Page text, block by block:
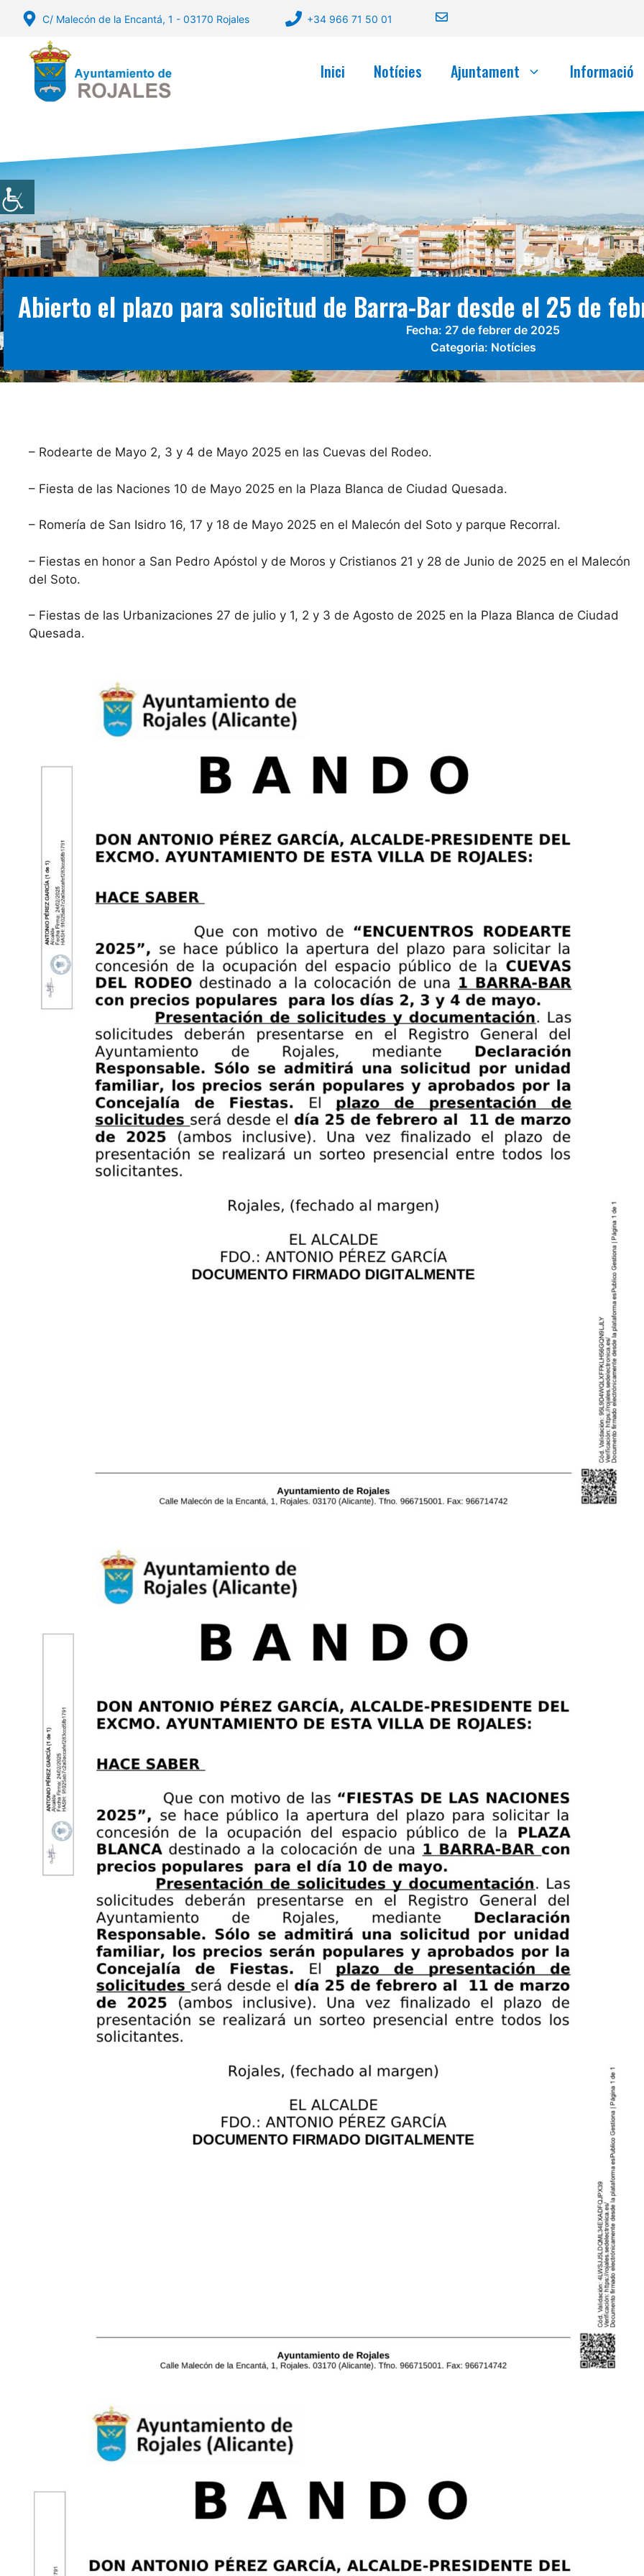
contingut
C/ Malecón de la Encantá, 1 - 03170 Rojales +34 966 71 50 01
Inici Notícies Ajuntament Informació
Abierto el plazo para solicitud de Barra-Bar desde el 25 de
Fecha: 27 de febrer de 2025
Categoria: Notícies
– Rodearte de Mayo 2, 3 y 4 de Mayo 2025 en las Cuevas del Rodeo.
– Fiesta de las Naciones 10 de Mayo 2025 en la Plaza Blanca de Ciudad Quesada.
– Romería de San Isidro 16, 17 y 18 de Mayo 2025 en el Malecón del Soto y parque Recorral.
– Fiestas en honor a San Pedro Apóstol y de Moros y Cristianos 21 y 28 de Junio de 2025 en el Malecón
del Soto.
– Fiestas de las Urbanizaciones 27 de julio y 1, 2 y 3 de Agosto de 2025 en la Plaza Blanca de Ciudad
Quesada.